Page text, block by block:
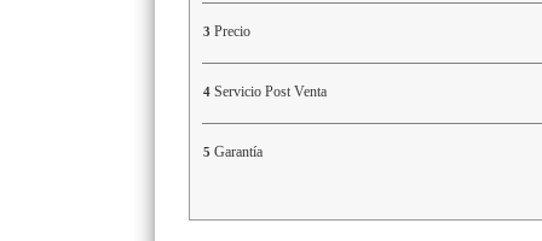
3 Precio
4 Servicio Post Venta
5 Garantía